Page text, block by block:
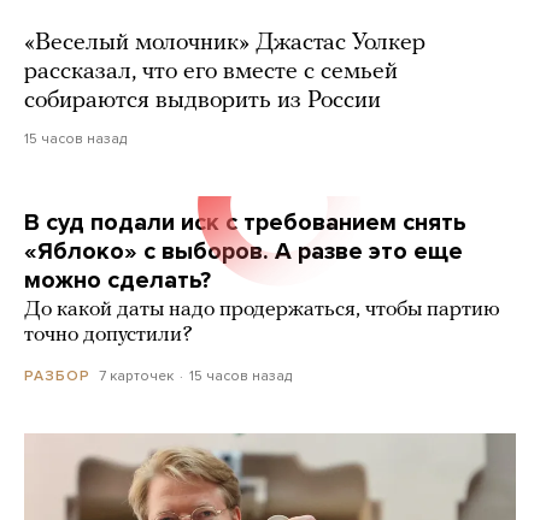
«Веселый молочник» Джастас Уолкер
рассказал, что его вместе с семьей
собираются выдворить из России
15 часов назад
В суд подали иск с требованием снять
«Яблоко» с выборов. А разве это еще
можно сделать?
До какой даты надо продержаться, чтобы партию
точно допустили?
РАЗБОР 7 карточек 15 часов назад